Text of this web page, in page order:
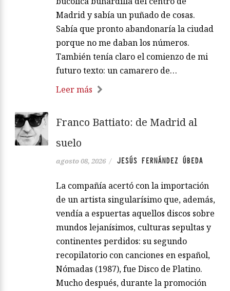
Madrid y sabía un puñado de cosas.
Sabía que pronto abandonaría la ciudad
porque no me daban los números.
También tenía claro el comienzo de mi
futuro texto: un camarero de…
Leer más
Franco Battiato: de Madrid al
suelo
agosto 08, 2026 / JESÚS FERNÁNDEZ ÚBEDA
La compañía acertó con la importación
de un artista singularísimo que, además,
vendía a espuertas aquellos discos sobre
mundos lejanísimos, culturas sepultas y
continentes perdidos: su segundo
recopilatorio con canciones en español,
Nómadas (1987), fue Disco de Platino.
Mucho después, durante la promoción